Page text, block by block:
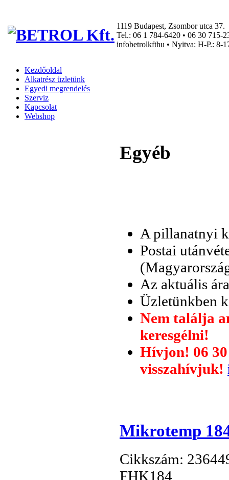
1119 Budapest, Zsombor utca 37.
Tel.: 06 1 784-6420 • 06 30 715-
infobetrolkfthu • Nyitva: H-P.: 8-
Kezdőoldal
Alkatrész üzletünk
Egyedi megrendelés
Szerviz
Kapcsolat
Webshop
Egyéb
A pillanatnyi
Postai
Az aktuális
Üzletünkben
Nem találja
keresgélni!
Hívjon! 06 30
visszahívjuk!
Mikrotemp
Cikkszám:
FHK184